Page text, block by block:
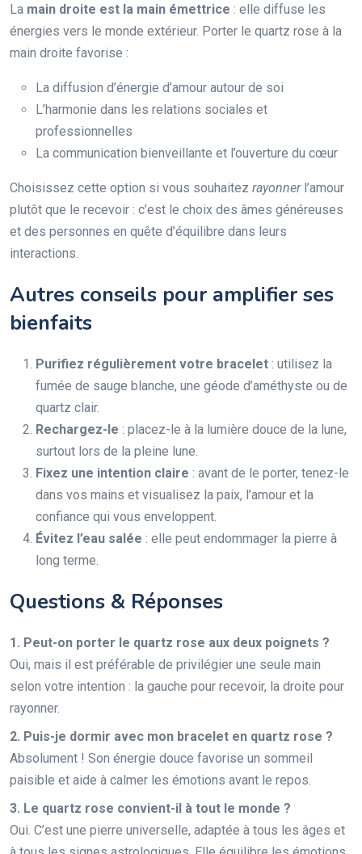
La main droite est la main émettrice : elle diffuse les
énergies vers le monde extérieur. Porter le quartz rose à la
main droite favorise :
La diffusion d’énergie d’amour autour de soi
L’harmonie dans les relations sociales et
professionnelles
La communication bienveillante et l’ouverture du cœur
Choisissez cette option si vous souhaitez rayonnerl’amour
plutôt que le recevoir : c’est le choix des âmes généreuses
et des personnes en quête d’équilibre dans leurs
interactions.
Autres conseils pour amplifier ses
bienfaits
Purifiez régulièrement votre bracelet : utilisez la
fumée de sauge blanche, une géode d’améthyste ou de
quartz clair.
Rechargez-le : placez-le à la lumière douce de la lune,
surtout lors de la pleine lune.
Fixez une intention claire : avant de le porter, tenez-le
dans vos mains et visualisez la paix, l’amour et la
confiance qui vous enveloppent.
Évitez l’eau salée : elle peut endommager la pierre à
long terme.
Questions & Réponses
1. Peut-on porter le quartz rose aux deux poignets ?
Oui, mais il est préférable de privilégier une seule main
selon votre intention : la gauche pour recevoir, la droite pour
rayonner.
2. Puis-je dormir avec mon bracelet en quartz rose ?
Absolument ! Son énergie douce favorise un sommeil
paisible et aide à calmer les émotions avant le repos.
3. Le quartz rose convient-il à tout le monde ?
Oui. C’est une pierre universelle, adaptée à tous les âges et